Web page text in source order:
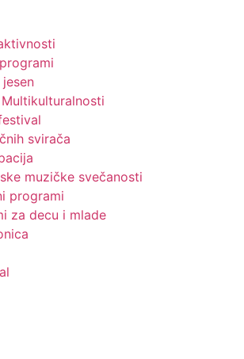
svirača
muzičke svečanosti
programi
za decu i mlade